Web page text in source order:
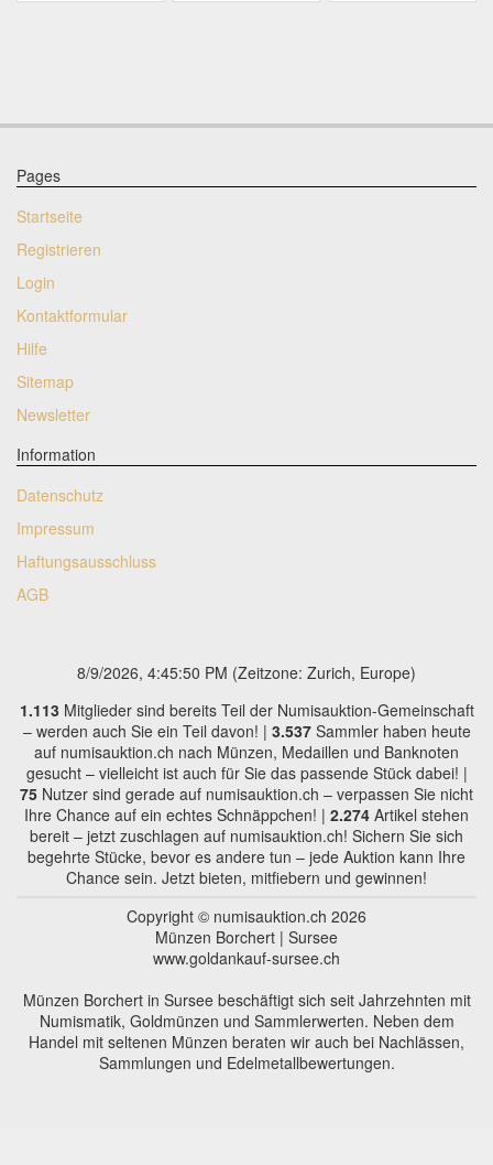
Schweiz
Pages
Startseite
Registrieren
Login
Kontaktformular
Hilfe
Sitemap
Newsletter
Information
Datenschutz
Impressum
Haftungsausschluss
AGB
8/9/2026, 4:45:51 PM (Zeitzone: Zurich, Europe)
1.113 Mitglieder sind bereits Teil der Numisauktion-Gemeinschaft
– werden auch Sie ein Teil davon! | 3.537Sammler haben heute
auf numisauktion.ch nach Münzen, Medaillen und Banknoten
gesucht – vielleicht ist auch für Sie das passende Stück dabei! |
75 Nutzer sind gerade auf numisauktion.ch – verpassen Sie nicht
Ihre Chance auf ein echtes Schnäppchen! | 2.274 Artikel stehen
bereit – jetzt zuschlagen auf numisauktion.ch! Sichern Sie sich
begehrte Stücke, bevor es andere tun – jede Auktion kann Ihre
Chance sein. Jetzt bieten, mitfiebern und gewinnen!
Copyright © numisauktion.ch 2026
Münzen Borchert | Sursee
www.goldankauf-sursee.ch
Münzen Borchert in Sursee beschäftigt sich seit Jahrzehnten mit
Numismatik, Goldmünzen und Sammlerwerten. Neben dem
Handel mit seltenen Münzen beraten wir auch bei Nachlässen,
Sammlungen und Edelmetallbewertungen.